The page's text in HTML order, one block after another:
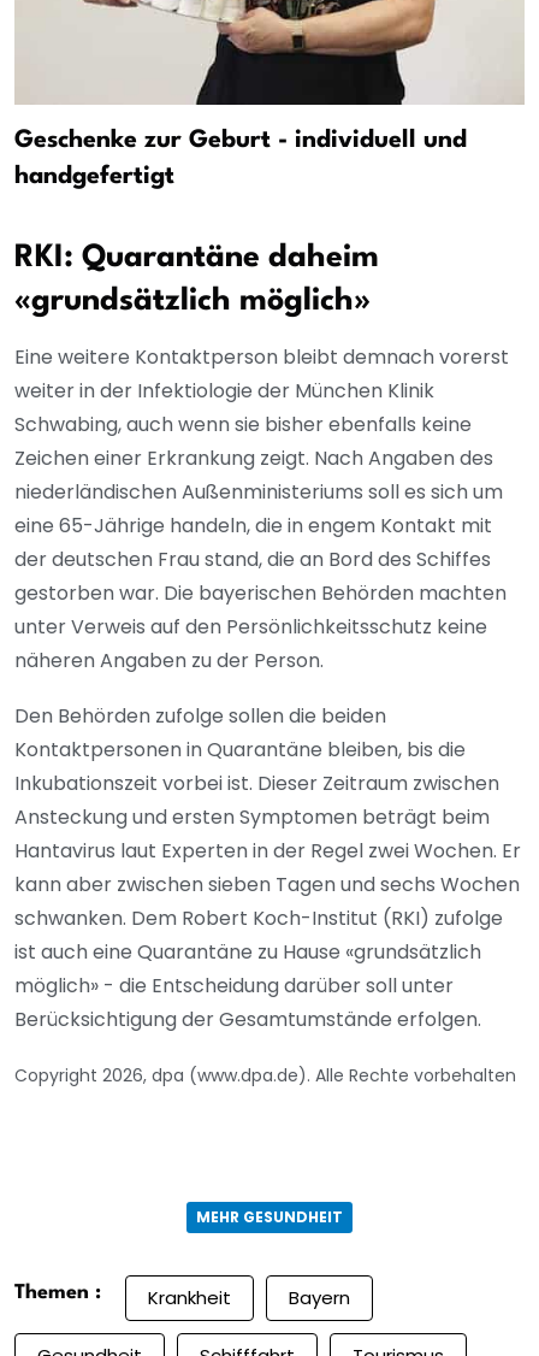
Geschenke zur Geburt - individuell und
handgefertigt
RKI: Quarantäne daheim
«grundsätzlich möglich»
Eine weitere Kontaktperson bleibt demnach vorerst
weiter in der Infektiologie der München Klinik
Schwabing, auch wenn sie bisher ebenfalls keine
Zeichen einer Erkrankung zeigt. Nach Angaben des
niederländischen Außenministeriums soll es sich um
eine 65-Jährige handeln, die in engem Kontakt mit
der deutschen Frau stand, die an Bord des Schiffes
gestorben war. Die bayerischen Behörden machten
unter Verweis auf den Persönlichkeitsschutz keine
näheren Angaben zu der Person.
Den Behörden zufolge sollen die beiden
Kontaktpersonen in Quarantäne bleiben, bis die
Inkubationszeit vorbei ist. Dieser Zeitraum zwischen
Ansteckung und ersten Symptomen beträgt beim
Hantavirus laut Experten in der Regel zwei Wochen. Er
kann aber zwischen sieben Tagen und sechs Wochen
schwanken. Dem Robert Koch-Institut (RKI) zufolge
ist auch eine Quarantäne zu Hause «grundsätzlich
möglich» - die Entscheidung darüber soll unter
Berücksichtigung der Gesamtumstände erfolgen.
Copyright 2026, dpa (www.dpa.de). Alle Rechte vorbehalten
MEHR GESUNDHEIT
Themen : Krankheit Bayern